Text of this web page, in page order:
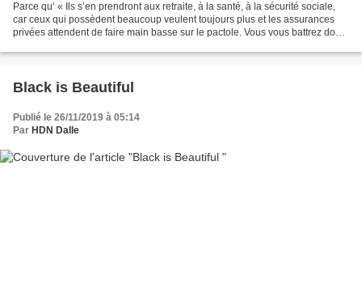
Parce qu’ « Ils s’en prendront aux retraite, à la santé, à la sécurité sociale,
car ceux qui possèdent beaucoup veulent toujours plus et les assurances
privées attendent de faire main basse sur le pactole. Vous vous battrez dos
Black is Beautiful
Publié le 26/11/2019 à 05:14
Par HDN Dalle